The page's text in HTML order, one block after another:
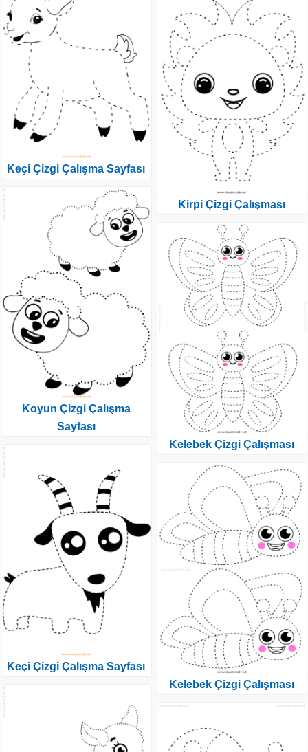
Keçi Çizgi Çalışma Sayfası
Koyun Çizgi Çalışma
Sayfası
Keçi Çizgi Çalışma Sayfası
Kirpi Çizgi Çalışması
Kelebek Çizgi Çalışması
Kelebek Çizgi Çalışması